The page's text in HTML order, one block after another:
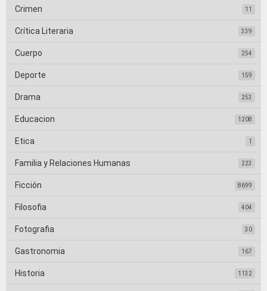
Crimen 11
Crítica Literaria 339
Cuerpo 254
Deporte 159
Drama 253
Educacion 1208
Etica 1
Familia y Relaciones Humanas 223
Ficción 8699
Filosofia 404
Fotografia 30
Gastronomia 167
Historia 1132